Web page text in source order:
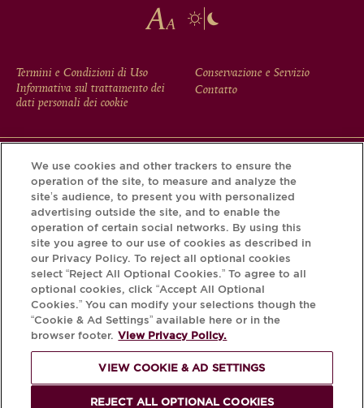
FOOTER
MENU
Termini e Condizioni di Uso
Informativa sul trattamento dei
dati personali dei cookie
Conservazione e Servizio
Contatto
Scarichi l'app Krug e scopra la storia che si nasconde dietro
la sua bottiglia tramite il Krug iD.
PER FAVORE, BEVA
RESPONSABILMENTE.
We use cookies and other trackers to ensure the
operation of the site, to measure and analyze the
site’s audience, to present you with personalized
advertising outside the site, and to enable the
operation of certain social networks. By using this
site you agree to our use of cookies as described in
our Privacy Policy. To reject all optional cookies
select “Reject All Optional Cookies.” To agree to all
optional cookies, click “Accept All Optional
Cookies.” You can modify your selections though the
“Cookie & Ad Settings” available here or in the
browser footer. View Privacy Policy.
VIEW COOKIE & AD SETTINGS
REJECT ALL OPTIONAL COOKIES